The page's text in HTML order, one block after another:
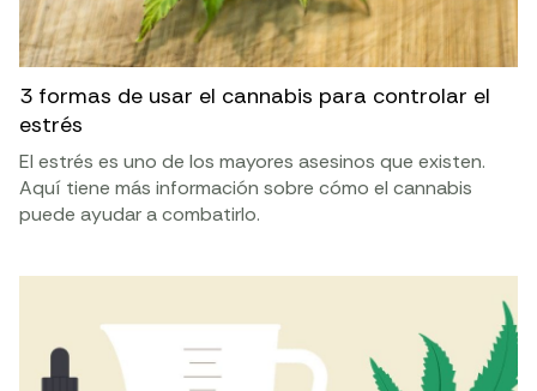
3 formas de usar el cannabis para controlar el
estrés
El estrés es uno de los mayores asesinos que existen.
Aquí tiene más información sobre cómo el cannabis
puede ayudar a combatirlo.